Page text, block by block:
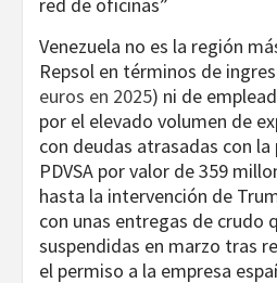
red de oficinas”
Venezuela no es la región
Repsol en términos de
euros en 2025) ni de
por el elevado volumen de
con deudas atrasadas con
PDVSA por valor de 359
hasta la intervención de
con unas entregas de crudo
suspendidas en marzo tras
el permiso a la empresa